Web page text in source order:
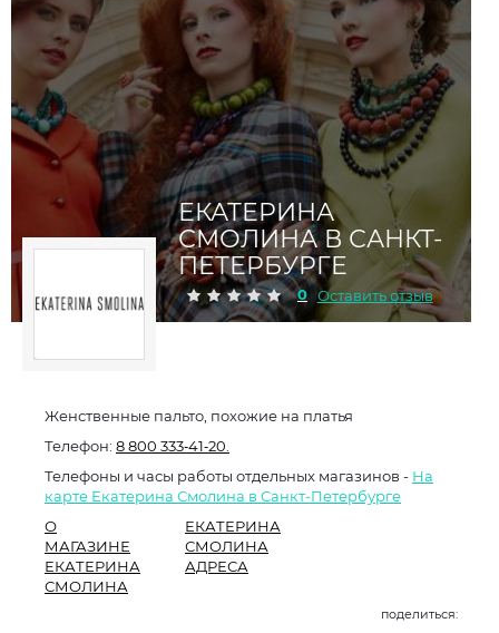
ЕКАТЕРИНА
СМОЛИНА В САНКТ-
ПЕТЕРБУРГЕ
0 Оставить отзыв
Женственные пальто, похожие на платья
Телефон: 8 800 333‑41‑20.
Телефоны и часы работы отдельных магазинов - На
карте Екатерина Смолина в Санкт-Петербурге
О
МАГАЗИНЕ
ЕКАТЕРИНА
СМОЛИНА
ЕКАТЕРИНА
СМОЛИНА
АДРЕСА
поделиться: